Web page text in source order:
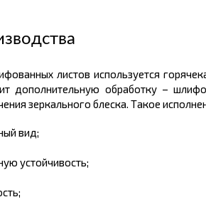
листов используется
дополнительную обработку –
зеркального блеска. Такое
вид;
устойчивость;